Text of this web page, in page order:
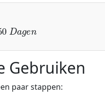
Dagen
Gebruiken
paar stappen: